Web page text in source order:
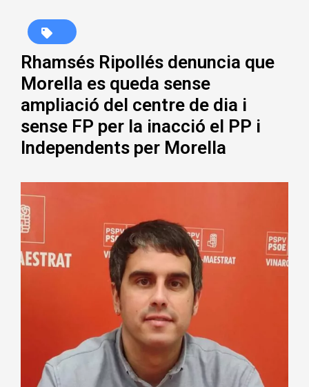
Rhamsés Ripollés denuncia que
Morella es queda sense
ampliació del centre de dia i
sense FP per la inacció el PP i
Independents per Morella